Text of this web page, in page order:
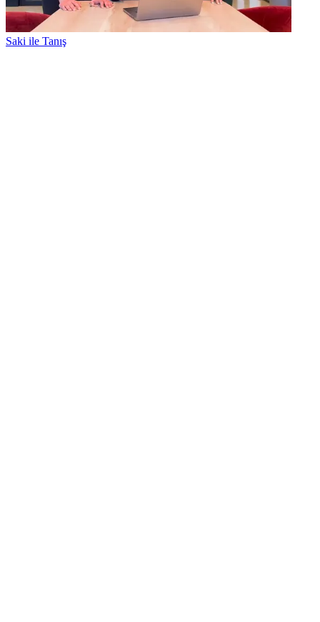
Saki ile Tanış